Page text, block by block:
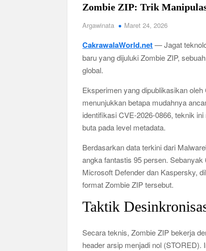
Zombie ZIP: Trik
Argawinata Maret 24, 2026
CakrawalaWorld.net— Jagat
baru yang dijuluki Zombie ZIP,
global.
Eksperimen yang dipublikasikan
menunjukkan betapa mudahnya
identifikasi CVE-2026-0866, teknik
buta pada level metadata.
Berdasarkan data terkini dari
angka fantastis 95 persen.
Microsoft Defender dan Kaspersky,
format Zombie ZIP tersebut.
Taktik
Secara teknis, Zombie ZIP bekerja
header arsip menjadi nol